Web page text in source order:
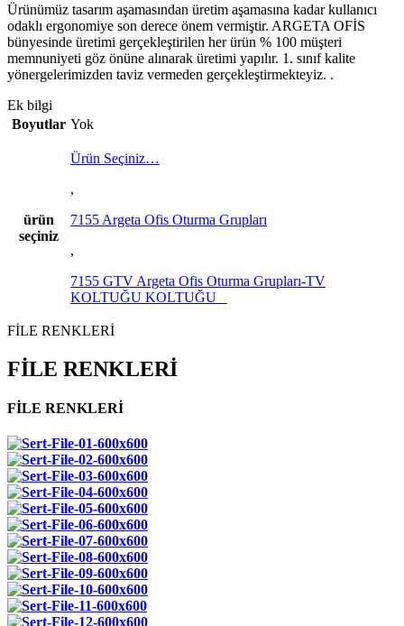
Ürünümüz tasarım aşamasından üretim aşamasına kadar kullanıcı
odaklı ergonomiye son derece önem vermiştir. ARGETA OFİS
bünyesinde üretimi gerçekleştirilen her ürün % 100 müşteri
memnuniyeti göz önüne alınarak üretimi yapılır. 1. sınıf kalite
yönergelerimizden taviz vermeden gerçekleştirmekteyiz. .
Ek bilgi
Boyutlar Yok
ürün
seçiniz
Ürün Seçiniz…
,
7155 Argeta Ofis Oturma Grupları
,
7155 GTV Argeta Ofis Oturma Grupları-TV
KOLTUĞU KOLTUĞU _
FİLE RENKLERİ
FİLE RENKLERİ
FİLE RENKLERİ